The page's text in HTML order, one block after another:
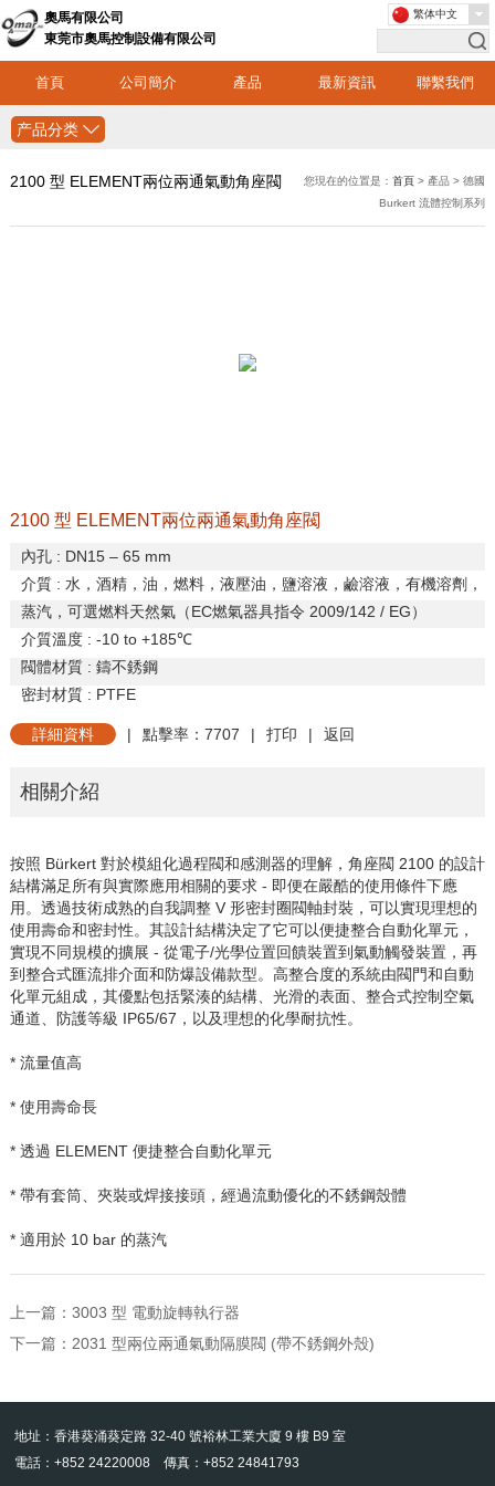
奧馬有限公司
東莞市奧馬控制設備有限公司
首頁 公司簡介 產品 最新資訊 聯繫我們
繁体中文
产品分类
2100 型 ELEMENT兩位兩通氣動角座閥 您現在的位置是：首頁 > 產品 > 德國
Burkert 流體控制系列
2100 型 ELEMENT兩位兩通氣動角座閥
內孔: DN15 – 65 mm
介質: 水，酒精，油，燃料，液壓油，鹽溶液，鹼溶液，有機溶劑，
蒸汽，可選燃料天然氣（EC燃氣器具指令 2009/142 / EG）
介質溫度: -10 to +185℃
閥體材質: 鑄不銹鋼
密封材質: PTFE
詳細資料 | 點擊率：7707 | 打印 | 返回
相關介紹
按照 Bürkert 對於模組化過程閥和感測器的理解，角座閥 2100 的設計
結構滿足所有與實際應用相關的要求- 即便在嚴酷的使用條件下應
用。透過技術成熟的自我調整V 形密封圈閥軸封裝，可以實現理想的
使用壽命和密封性。其設計結構決定了它可以便捷整合自動化單元，
實現不同規模的擴展 - 從電子/光學位置回饋裝置到氣動觸發裝置，再
到整合式匯流排介面和防爆設備款型。高整合度的系統由閥門和自動
化單元組成，其優點包括緊湊的結構、光滑的表面、整合式控制空氣
通道、防護等級 IP65/67 ，以及理想的化學耐抗性。
* 流量值高
* 使用壽命長
* 透過 ELEMENT 便捷整合自動化單元
* 帶有套筒、夾裝或焊接接頭，經過流動優化的不銹鋼殼體
* 適用於10 bar 的蒸汽
上一篇： 3003 型 電動旋轉執行器
下一篇： 2031 型兩位兩通氣動隔膜閥 (帶不銹鋼外殼)
地址：香港葵涌葵定路 32-40 號裕林工業大廈 9 樓 B9 室
電話：+852 24220008 傳真：+852 24841793